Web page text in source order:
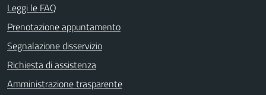
Leggi le FAQ
Prenotazione appuntamento
Segnalazione disservizio
Richiesta di assistenza
Amministrazione trasparente